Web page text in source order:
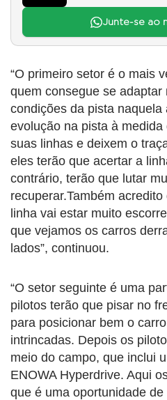
Junte-se ao
“O primeiro setor é o mais
quem consegue se adaptar
condições da pista naquela
evolução na pista à
suas linhas e deixem o
eles terão que acertar a
contrário, terão que lutar
recuperar.Também
linha vai estar muito
que vejamos os carros
lados”, continuou.
“O setor seguinte é uma
pilotos terão que pisar no
para posicionar bem o
intrincadas. Depois os
meio do campo, que inclui
ENOWA Hyperdrive. Aqui
que é uma oportunidade